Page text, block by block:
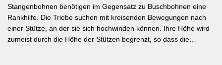
sofort nach dem Verblühen!) ist die letzte Chance – wer jetzt noch
nicht geschnitten hat, sollte spätestens in den nächsten zwei
Wochen ran. Das Grundprinzip: Überflüssige alte Triebe
bodennah entfernen, damit das neue Holz ausreifen kann.
Stangenbohnen benötigen im Gegensatz zu Buschbohnen eine
Rankhilfe. Die Triebe suchen mit kreisenden Bewegungen nach
einer Stütze, an der sie sich hochwinden können. Ihre Höhe wird
zumeist durch die Höhe der Stützen begrenzt, so dass die